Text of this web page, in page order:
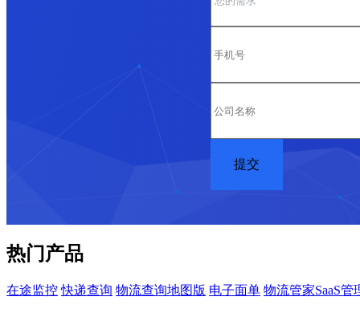
热门产品
在途监控 快递查询 物流查询地图版 电子面单 物流管家SaaS管